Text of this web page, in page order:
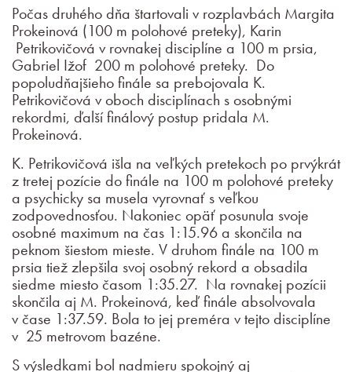
Počas druhého dňa štartovali v rozplavbách Margita
Prokeinová (100 m polohové preteky), Karin
Petrikovičová v rovnakej disciplíne a 100 m prsia,
Gabriel Ižof 200 m polohové preteky. Do
popoludňajšieho finále sa prebojovala K.
Petrikovičová v oboch disciplínach s osobnými
rekordmi, ďalší finálový postup pridala M.
Prokeinová.
K. Petrikovičová išla na veľkých pretekoch po prvýkrát
z tretej pozície do finále na 100 m polohové preteky
a psychicky sa musela vyrovnať s veľkou
zodpovednosťou. Nakoniec opäť posunula svoje
osobné maximum na čas 1:15.96 a skončila na
peknom šiestom mieste. V druhom finále na 100 m
prsia tiež zlepšila svoj osobný rekord a obsadila
siedme miesto časom 1:35.27. Na rovnakej pozícii
skončila aj M. Prokeinová, keď finále absolvovala
v čase 1:37.59. Bola to jej preméra v tejto disciplíne
v 25 metrovom bazéne.
S výsledkami bol nadmieru spokojný aj